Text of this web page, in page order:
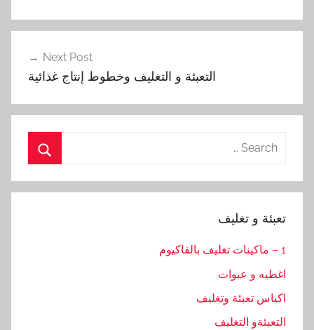
Next Post
التعبئة و التغليف وخطوط إنتاج غذائية
Search
تعبئة و تغليف
1 – ماكينات تغليف بالفاكيوم
اغطيه و عبوات
اكياس تعبئة وتغليف
التعبئةو التغليف